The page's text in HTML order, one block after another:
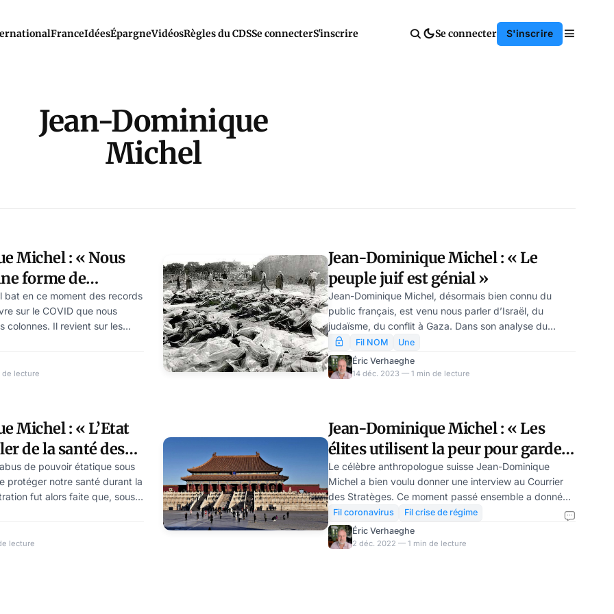
FranceIdéesÉpargneVidéosRègles du CDSSe connecterS'inscrire Se connecter S'inscrire
Jean-Dominique
Michel
Michel : « Nous
forme de
»
bat en ce moment des records
sur le COVID que nous
colonnes. Il revient sur les
l’opération COVID a été
la dérive des pouvoirs
ont franchi les limites de
de lecture
Jean-Dominique Michel : « Le
peuple juif est génial »
Jean-Dominique Michel, désormais bien connu du
public français, est venu nous parler d’Israël, du
judaïsme, du conflit à Gaza. Dans son analyse du
conflit, conformément à son habitude, il réintroduit de
nombreux éléments humains, et en particulier une
approche très personnelle du judaïsme et du peuple
Fil NOM
Une
Éric Verhaeghe
14 déc. 2023 — 1 min de lecture
Michel : « L’Etat
de la santé des
de pouvoir étatique sous
protéger notre santé durant la
fut alors faite que, sous
l’Etat entendait nous
Dans un livre « panoramique
Jean-Dominique Michel
lecture
Jean-Dominique Michel : « Les
élites utilisent la peur pour garder
le pouvoir »
Le célèbre anthropologue suisse Jean-Dominique
Michel a bien voulu donner une interview au Courrier
des Stratèges. Ce moment passé ensemble a donné
l'occasion d'aborder la crise du COVID, et le processus
réel de décision dans les (ex-)démocraties
occidentales. En particulier, Jean-Dominique Michel
Fil coronavirus
Fil crise de régime
Éric Verhaeghe
2 déc. 2022 — 1 min de lecture